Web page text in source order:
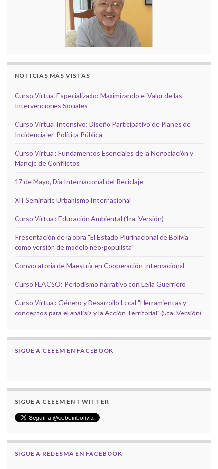
NOTICIAS MÁS VISTAS
Curso Virtual Especializado: Maximizando el Valor de las
Intervenciones Sociales
Curso Virtual Intensivo: Diseño Participativo de Planes de
Incidencia en Política Pública
Curso Virtual: Fundamentos Esenciales de la Negociación y
Manejo de Conflictos
17 de Mayo, Día Internacional del Reciclaje
XII Seminario Urbanismo Internacional
Curso Virtual: Educación Ambiental (1ra. Versión)
Presentación de la obra "El Estado Plurinacional de Bolivia
como versión de modelo neo-populista"
Convocatoria de Maestría en Cooperación Internacional
Curso FLACSO: Periodismo narrativo con Leila Guerriero
Curso Virtual: Género y Desarrollo Local "Herramientas y
conceptos para el análisis y la Acción Territorial" (5ta. Versión)
SIGUE A CEBEM EN FACEBOOK
SIGUE A CEBEM EN TWITTER
SIGUE A REDESMA EN FACEBOOK